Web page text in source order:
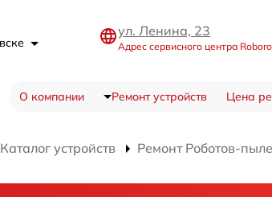
ул. Ленина, 23
Адрес сервисного центра
О компании Ремонт устройств Цена
Каталог устройств Ремонт Роботов-